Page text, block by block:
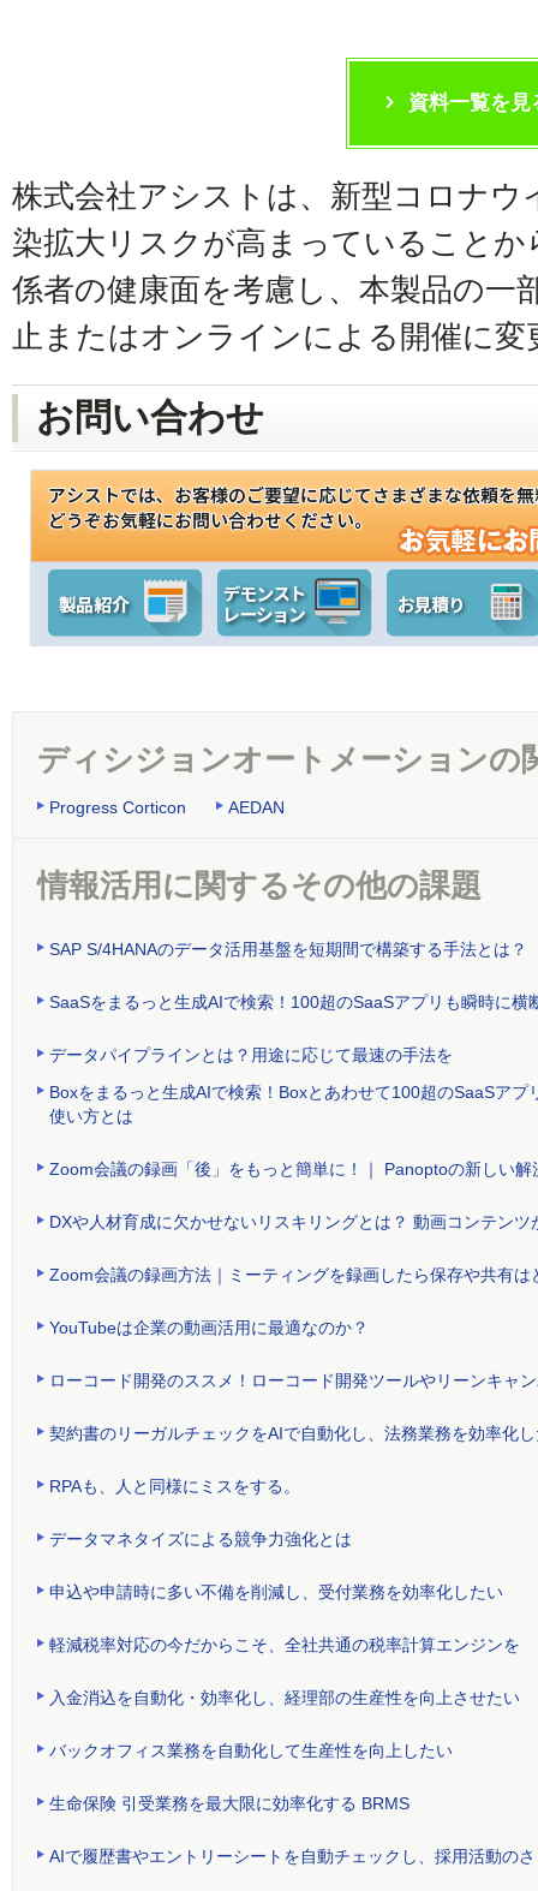
資料一覧を見
株式会社アシストは、新型コロナウ
染拡大リスクが高まっていること
係者の健康面を考慮し、本製品の一
止またはオンラインによる開催に
お問い合わせ
ディシジョンオートメーションの
Progress Corticon AEDAN
情報活用に関するその他の課題
SAP S/4HANAのデータ活用基盤を短期間で構築する手法とは？
SaaSをまるっと生成AIで検索！100超のSaaSアプリも瞬時に
データパイプラインとは？用途に応じて最速の手法を
Boxをまるっと生成AIで検索！Boxとあわせて100超のSaaSア
使い方とは
Zoom会議の録画「後」をもっと簡単に！｜ Panoptoの新しい解
DXや人材育成に欠かせないリスキリングとは？ 動画コンテンツ
Zoom会議の録画方法｜ミーティングを録画したら保存や共有は
YouTubeは企業の動画活用に最適なのか？
ローコード開発のススメ！ローコード開発ツールやリーンキャ
契約書のリーガルチェックをAIで自動化し、法務業務を効率化
RPAも、人と同様にミスをする。
データマネタイズによる競争力強化とは
申込や申請時に多い不備を削減し、受付業務を効率化したい
軽減税率対応の今だからこそ、全社共通の税率計算エンジンを
入金消込を自動化・効率化し、経理部の生産性を向上させたい
バックオフィス業務を自動化して生産性を向上したい
生命保険 引受業務を最大限に効率化する BRMS
AIで履歴書やエントリーシートを自動チェックし、採用活動の